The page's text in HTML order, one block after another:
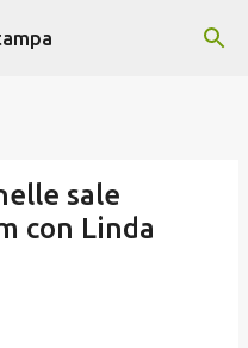
principali
sale
con Linda